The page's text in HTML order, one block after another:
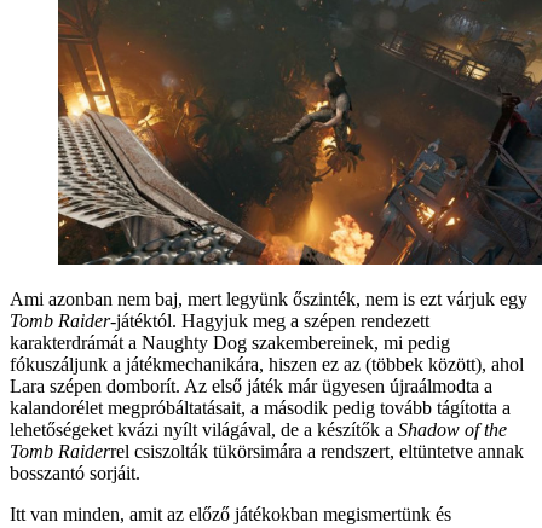
Ami azonban nem baj, mert legyünk őszinték, nem is ezt várjuk egy
Tomb Raider-játéktól. Hagyjuk meg a szépen rendezett
karakterdrámát a Naughty Dog szakembereinek, mi pedig
fókuszáljunk a játékmechanikára, hiszen ez az (többek között), ahol
Lara szépen domborít. Az első játék már ügyesen újraálmodta a
kalandorélet megpróbáltatásait, a második pedig tovább tágította a
lehetőségeket kvázi nyílt világával, de a készítők a Shadow of the
Tomb Raiderrel csiszolták tükörsimára a rendszert, eltüntetve annak
bosszantó sorjáit.
Itt van minden, amit az előző játékokban megismertünk és